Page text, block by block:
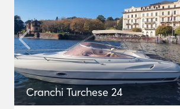
Cranchi Turchese 24